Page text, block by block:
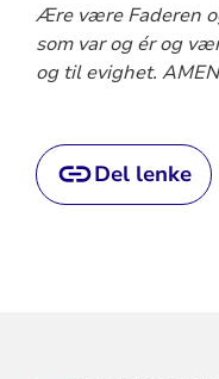
Ære være Faderen
som var og ér og
og til evighet.
Del lenke